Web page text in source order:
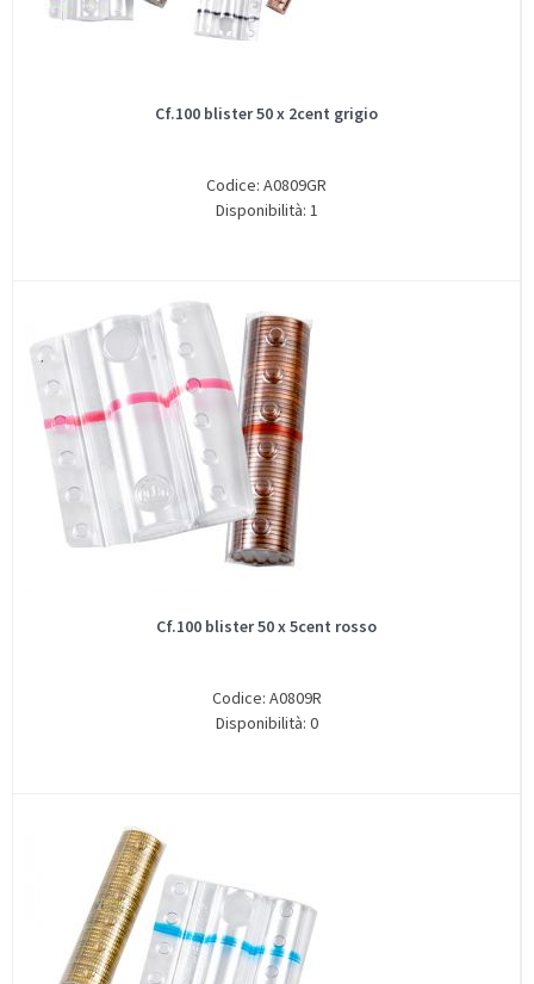
Cf.100 blister 50 x 2cent grigio
Codice: A0809GR
Disponibilità: 1
Cf.100 blister 50 x 5cent rosso
Codice: A0809R
Disponibilità: 0